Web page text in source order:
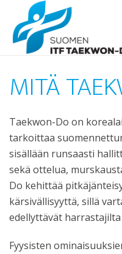
MITÄ
Taekwon-Do on
tarkoittaa
sisällään runsaasti
sekä ottelua,
Do kehittää
kärsivällisyyttä, sillä
edellyttävät
Fyysisten